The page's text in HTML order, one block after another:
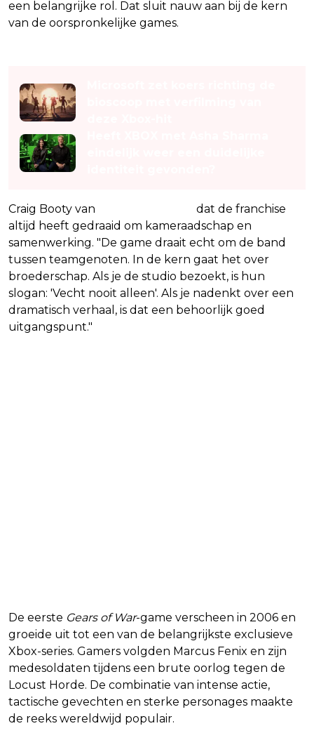
een belangrijke rol. Dat sluit nauw aan bij de kern
van de oorspronkelijke games.
Craig Booty van
dat de franchise
altijd heeft gedraaid om kameraadschap en
samenwerking. "De game draait echt om de band
tussen teamgenoten. In de kern gaat het over
broederschap. Als je de studio bezoekt, is hun
slogan: 'Vecht nooit alleen'. Als je nadenkt over een
dramatisch verhaal, is dat een behoorlijk goed
uitgangspunt."
De eerste Gears of War-game verscheen in 2006 en
groeide uit tot een van de belangrijkste exclusieve
Xbox-series. Gamers volgden Marcus Fenix en zijn
medesoldaten tijdens een brute oorlog tegen de
Locust Horde. De combinatie van intense actie,
tactische gevechten en sterke personages maakte
de reeks wereldwijd populair.